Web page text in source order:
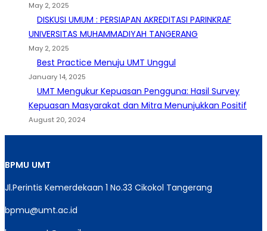
May 2, 2025
DISKUSI UMUM : PERSIAPAN AKREDITASI PARINKRAF
UNIVERSITAS MUHAMMADIYAH TANGERANG
May 2, 2025
Best Practice Menuju UMT Unggul
January 14, 2025
UMT Mengukur Kepuasan Pengguna: Hasil Survey
Kepuasan Masyarakat dan Mitra Menunjukkan Positif
August 20, 2024
BPMU UMT
Jl.Perintis Kemerdekaan 1 No.33 Cikokol Tangerang
bpmu@umt.ac.id